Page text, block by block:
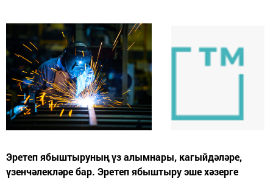
Эретеп ябыштыруның үз алымнары, кагыйдәләре,
үзенчәлекләре бар. Эретеп ябыштыру эше хәзерге